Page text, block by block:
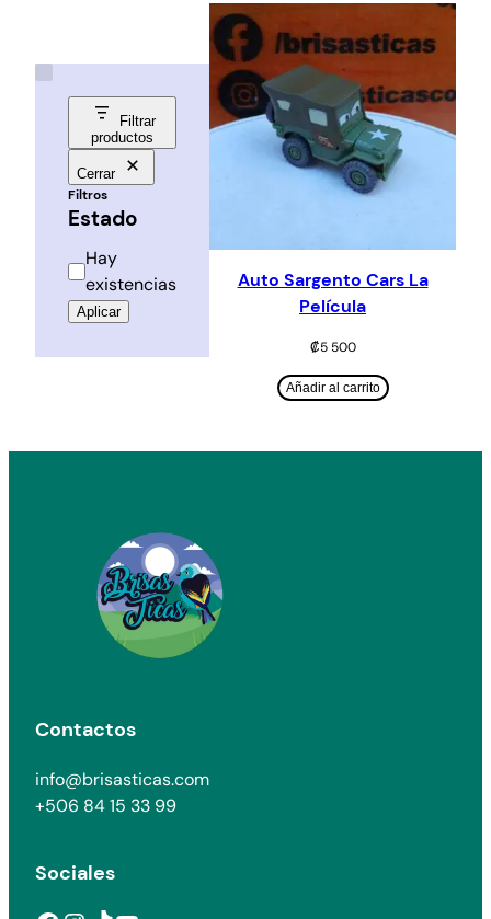
Filtrar
productos
Cerrar
Filtros
Estado
Estado
Hay
existencias
Aplicar
Auto Sargento Cars La
Película
₡5 500
Añadir al carrito
Contactos
info@brisasticas.com
+506 84 15 33 99
Sociales